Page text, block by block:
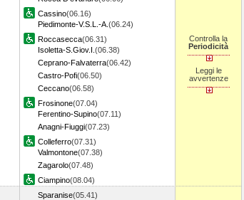
Cassino(06.16)
Piedimonte-V.S.L.-A. (06.24)
Roccasecca(06.31)
Isoletta-S.Giov.I. (06.38)
Ceprano-Falvaterra(06.42)
Castro-Pofi(06.50)
Ceccano(06.58)
Frosinone(07.04)
Ferentino-Supino(07.11)
Anagni-Fiuggi(07.23)
Colleferro(07.31)
Valmontone(07.38)
Zagarolo(07.48)
Ciampino(08.04)
Controlla la
Periodicità
Leggi le
avvertenze
Sparanise(05.41)